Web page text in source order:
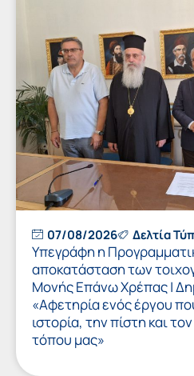
07/08/2026 Δελτία
Υπεγράφη η
αποκατάσταση των
Μονής Επάνω Χρέπας |
«Αφετηρία ενός έργου
ιστορία, την πίστη και
τόπου μας»